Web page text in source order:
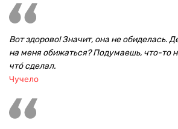
Вот здорово! Значит, она не обиделась.
на меня обижаться? Подумаешь, что-то
чтó сделал.
Чучело